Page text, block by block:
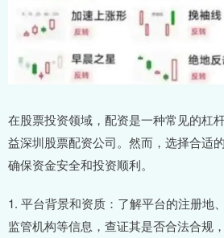
在股票投资领域，配资是一种常见的杠
益深圳股票配资公司。然而，选择合适
确保资金安全和投资顺利。
1. 平台背景和资质：了解平台的注册地
监管机构等信息，查证其是否合法合规